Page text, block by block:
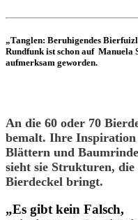
„Tanglen: Beruhigendes
Rundfunk ist schon auf Manuela
aufmerksam geworden.
An die 60 oder 70
bemalt. Ihre
Blättern und
sieht sie Strukturen, die
Bierdeckel bringt.
„Es gibt kein Falsch,